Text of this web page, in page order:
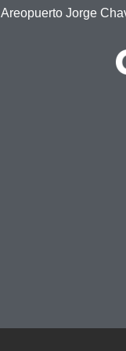
Areopuerto Jorge